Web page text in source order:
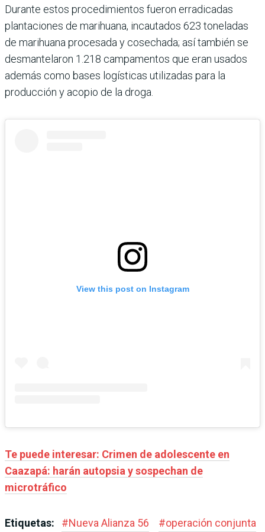
Durante estos procedimientos fueron erradicadas
plantaciones de marihuana, incautados 623 toneladas
de marihuana procesada y cosechada; así también se
desmantelaron 1.218 campamentos que eran usados
además como bases logísticas utilizadas para la
producción y acopio de la droga.
View this post on Instagram
Te puede interesar: Crimen de adolescente en
Caazapá: harán autopsia y sospechan de
microtráfico
Etiquetas: #Nueva Alianza 56 #operación conjunta